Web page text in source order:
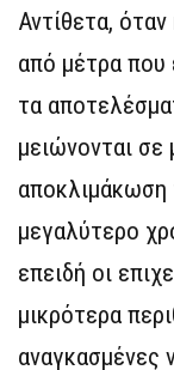
Αντίθετα,
από μέτρα που
τα
μειώνονται
αποκλιμάκωση
μεγαλύτερο
επειδή οι
μικρότερα
αναγκασμένες